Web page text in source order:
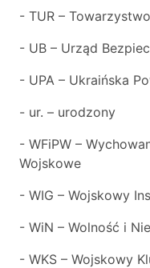
- TUR –
- UB – Urząd
- UPA – Ukraińska
- ur. – urodzony
- WFiPW –
Wojskowe
- WIG – Wojskowy
- WiN – Wolność i
- WKS – Wojskowy